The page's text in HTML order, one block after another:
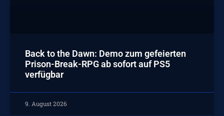
Back to the Dawn: Demo zum gefeierten
Prison-Break-RPG ab sofort auf PS5
verfügbar
9. August 2026